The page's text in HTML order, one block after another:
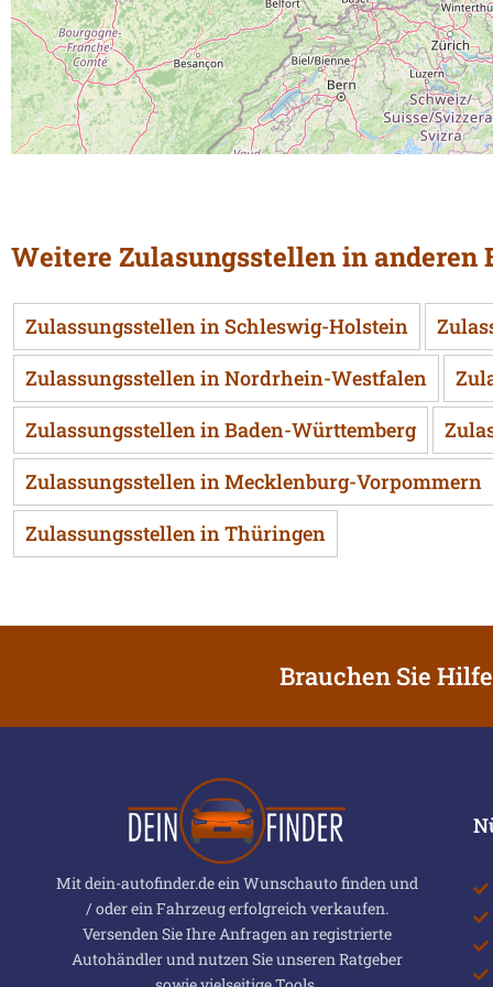
Weitere Zulasungsstellen in anderen
Zulassungsstellen in Schleswig-Holstein
Zulassungsstellen in Nordrhein-Westfalen
Zulassungsstellen in Baden-Württemberg
Zulassungsstellen in Mecklenburg-Vorpommern
Zulassungsstellen in Thüringen
Brauchen Sie
Mit dein-autofinder.de ein Wunschauto finden und
/ oder ein Fahrzeug erfolgreich verkaufen.
Versenden Sie Ihre Anfragen an registrierte
Autohändler und nutzen Sie unseren Ratgeber